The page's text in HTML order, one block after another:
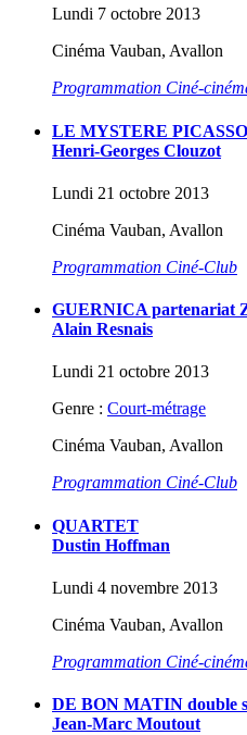
Lundi 7 octobre 2013
Cinéma Vauban, Avallon
Programmation Ciné-
LE MYSTERE
Henri-Georges Clouzot
Lundi 21 octobre 2013
Cinéma Vauban, Avallon
Programmation Ciné-Club
GUERNICA partenariat
Alain Resnais
Lundi 21 octobre 2013
Genre : Court-métrage
Cinéma Vauban, Avallon
Programmation Ciné-Club
QUARTET
Dustin Hoffman
Lundi 4 novembre 2013
Cinéma Vauban, Avallon
Programmation Ciné-
DE BON MATIN double
Jean-Marc Moutout